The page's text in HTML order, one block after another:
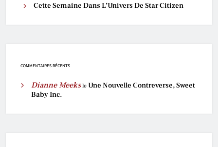
Cette Semaine Dans L’Univers De Star Citizen
COMMENTAIRES RÉCENTS
Dianne Meeksle Une Nouvelle Contreverse, Sweet
Baby Inc.